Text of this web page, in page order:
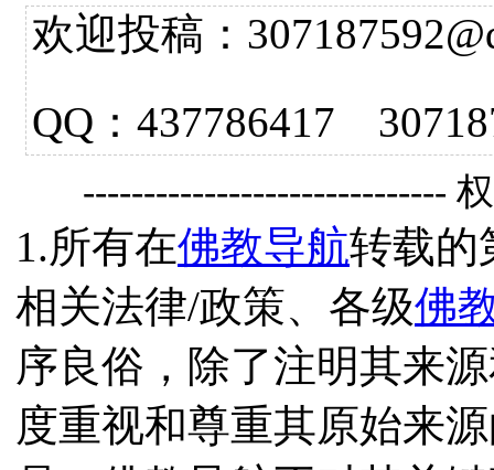
欢迎投稿：
QQ：437786417
------------------------------
1.所有在佛教导航转载的
相关法律/政策、各级佛
序良俗，除了注明其来
度重视和尊重其原始来